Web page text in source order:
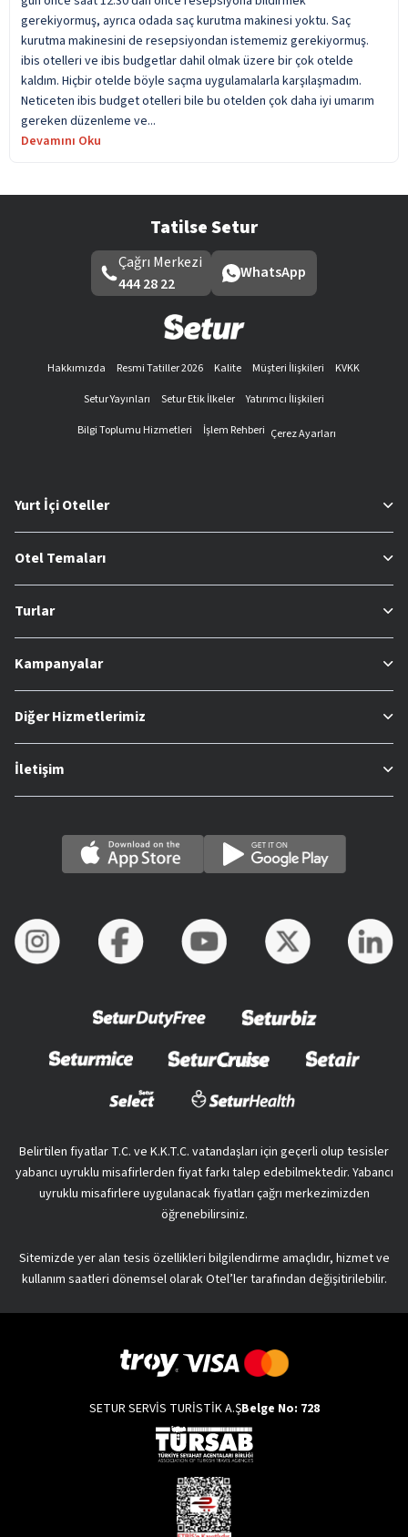
gerekiyormuş, ayrıca odada saç kurutma makinesi yoktu. Saç
kurutma makinesini de resepsiyondan istememiz gerekiyormuş.
ibis otelleri ve ibis budgetlar dahil olmak üzere bir çok otelde
kaldım. Hiçbir otelde böyle saçma uygulamalarla karşılaşmadım.
Neticeten ibis budget otelleri bile bu otelden çok daha iyi umarım
gereken düzenleme ve...
Devamını Oku
Tatilse Setur
Çağrı Merkezi
444 28 22
WhatsApp
Hakkımızda Resmi Tatiller 2026 Kalite Müşteri İlişkileri
KVKK
Setur Yayınları
Setur Etik İlkeler
Yatırımcı İlişkileri
Bilgi Toplumu Hizmetleri
İşlem Rehberi Çerez Ayarları
Yurt İçi Oteller
Otel Temaları
Turlar
Kampanyalar
Diğer Hizmetlerimiz
İletişim
Belirtilen fiyatlar T.C. ve K.K.T.C. vatandaşları için geçerli olup tesisler
yabancı uyruklu misafirlerden fiyat farkı talep edebilmektedir. Yabancı
uyruklu misafirlere uygulanacak fiyatları çağrı merkezimizden
öğrenebilirsiniz.
Sitemizde yer alan tesis özellikleri bilgilendirme amaçlıdır, hizmet ve
kullanım saatleri dönemsel olarak Otel’ler tarafından değişitirilebilir.
SETUR SERVİS TURİSTİK A.ŞBelge No: 728